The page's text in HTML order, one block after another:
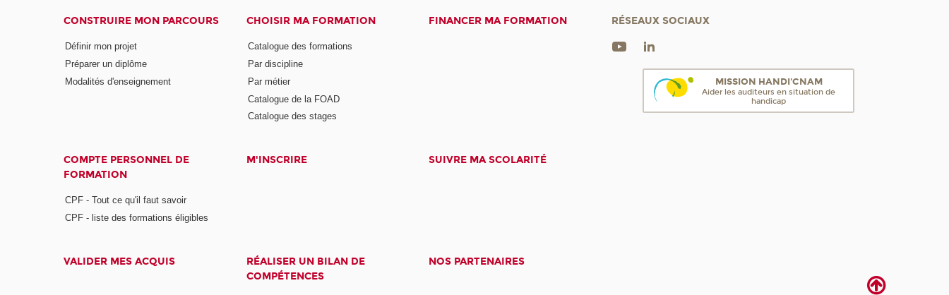
CONSTRUIRE MON PARCOURS
Définir mon projet
Préparer un diplôme
Modalités d'enseignement
CHOISIR MA FORMATION
Catalogue des formations
Par discipline
Par métier
Catalogue de la FOAD
Catalogue des stages
FINANCER MA FORMATION
COMPTE PERSONNEL DE
FORMATION
CPF - Tout ce qu'il faut savoir
CPF - liste des formations éligibles
M'INSCRIRE SUIVRE MA SCOLARITÉ
VALIDER MES ACQUIS
RÉALISER UN BILAN DE
COMPÉTENCES
NOS PARTENAIRES
RÉSEAUX SOCIAUX
MISSION HANDI'CNAM
Aider les auditeurs en situation de
handicap